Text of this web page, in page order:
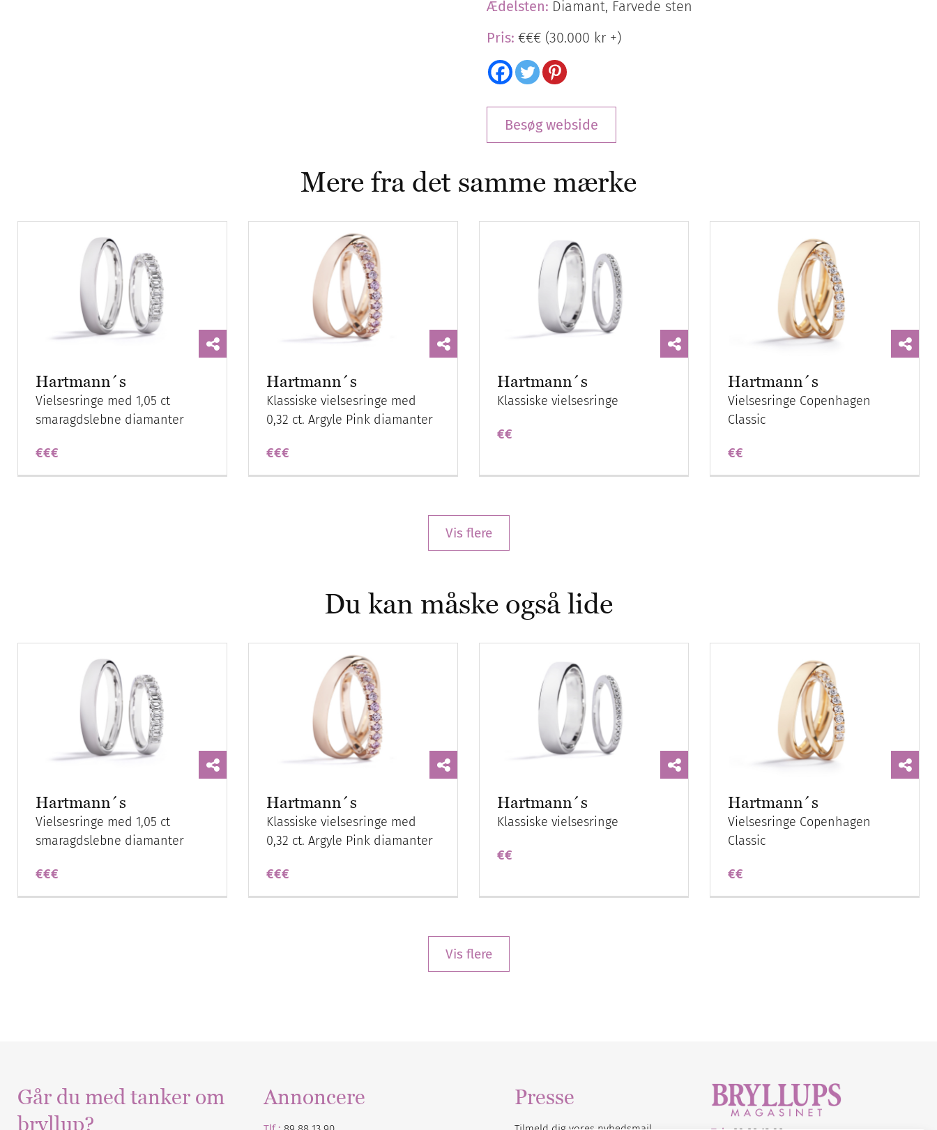
Ædelsten: Diamant, Farvede sten
Pris: €€€ (30.000 kr +)
Besøg webside
Mere fra det samme mærke
Hartmann´s
Vielsesringe med 1,05 ct
smaragdslebne diamanter
€€€
Hartmann´s
Klassiske vielsesringe med
0,32 ct. Argyle Pink diamanter
€€€
Hartmann´s
Klassiske vielsesringe
€€
Hartmann´s
Vielsesringe Copenhagen
Classic
€€
Vis flere
Du kan måske også lide
Hartmann´s
Vielsesringe med 1,05 ct
smaragdslebne diamanter
€€€
Hartmann´s
Klassiske vielsesringe med
0,32 ct. Argyle Pink diamanter
€€€
Hartmann´s
Klassiske vielsesringe
€€
Hartmann´s
Vielsesringe Copenhagen
Classic
€€
Vis flere
Går du med tanker om
bryllup?
Annoncere Presse